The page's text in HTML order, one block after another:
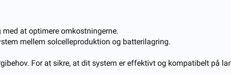
at optimere omkostningerne.
mellem solcelleproduktion og batterilagring.
For at sikre, at dit system er effektivt og kompatibelt på